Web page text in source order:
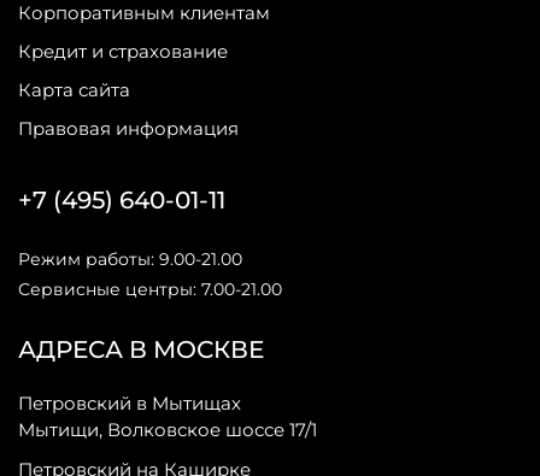
Корпоративным клиентам
Кредит и страхование
Карта сайта
Правовая информация
АДРЕСА В МОСКВЕ
Петровский в Мытищах
Мытищи, Волковское шоссе 17/1
Петровский на Каширке
+7 (495) 640-01-11
Режим работы: 9.00-21.00
Сервисные центры: 7.00-21.00